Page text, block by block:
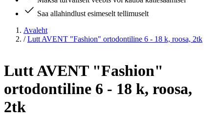
Saa allahindlust esimeselt tellimuselt
Avaleht
/ Lutt AVENT "Fashion" ortodontiline 6 - 18 k, roosa, 2tk
Lutt AVENT "Fashion"
ortodontiline 6 - 18 k, roosa,
2tk